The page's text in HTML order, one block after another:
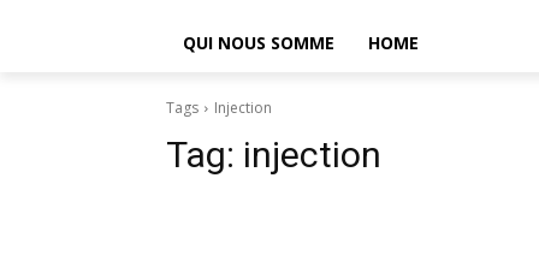
QUI NOUS SOMME HOME
Tags Injection
Tag: injection